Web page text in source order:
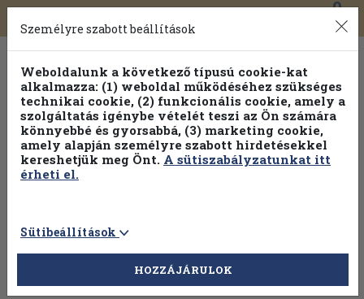
Toggle
navigation
0
Személyre szabott beállítások
Weboldalunk a következő típusú cookie-kat
alkalmazza: (1) weboldal működéséhez szükséges
technikai cookie, (2) funkcionális cookie, amely a
szolgáltatás igénybe vételét teszi az Ön számára
könnyebbé és gyorsabbá, (3) marketing cookie,
amely alapján személyre szabott hirdetésekkel
kereshetjük meg Önt. A sütiszabályzatunkat itt
érheti el.
Sütibeállítások
HOZZÁJÁRULOK